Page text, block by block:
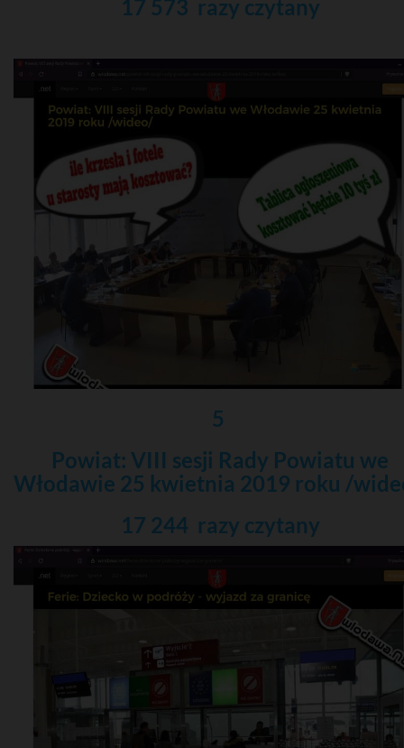
17 573 razy czytany
5
Powiat: VIII sesji Rady Powiatu we
Włodawie 25 kwietnia 2019 roku /
17 244 razy czytany